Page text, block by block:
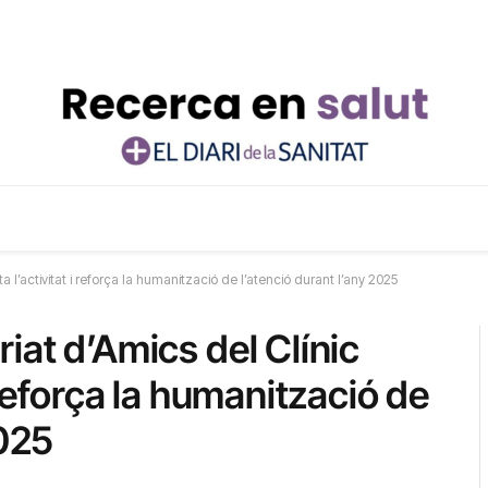
l’activitat i reforça la humanització de l’atenció durant l’any 2025
d’Amics del Clínic
la humanització de